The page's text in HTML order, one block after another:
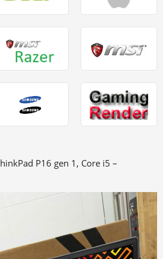
hinkPad P16 gen 1, Core i5 –